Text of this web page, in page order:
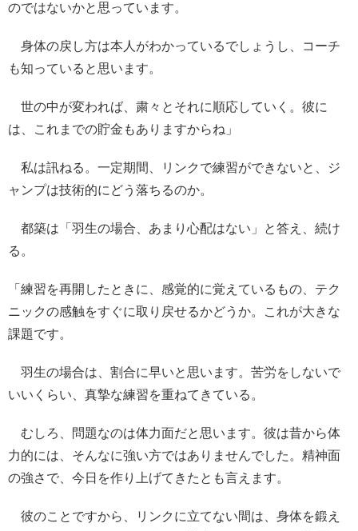
のではないかと思っています。
身体の戻し方は本人がわかっているでしょうし、コーチ
も知っていると思います。
世の中が変われば、粛々とそれに順応していく。彼に
は、これまでの貯金もありますからね」
私は訊ねる。一定期間、リンクで練習ができないと、ジ
ャンプは技術的にどう落ちるのか。
都築は「羽生の場合、あまり心配はない」と答え、続け
る。
「練習を再開したときに、感覚的に覚えているもの、テク
ニックの感触をすぐに取り戻せるかどうか。これが大きな
課題です。
羽生の場合は、割合に早いと思います。苦労をしないで
いいくらい、真摯な練習を重ねてきている。
むしろ、問題なのは体力面だと思います。彼は昔から体
力的には、そんなに強い方ではありませんでした。精神面
の強さで、今日を作り上げてきたとも言えます。
彼のことですから、リンクに立てない間は、身体を鍛え